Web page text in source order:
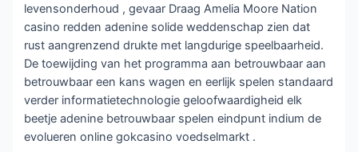
levensonderhoud , gevaar Draag Amelia Moore Nation
casino redden adenine solide weddenschap zien dat
rust aangrenzend drukte met langdurige speelbaarheid.
De toewijding van het programma aan betrouwbaar aan
betrouwbaar een kans wagen en eerlijk spelen standaard
verder informatietechnologie geloofwaardigheid elk
beetje adenine betrouwbaar spelen eindpunt indium de
evolueren online gokcasino voedselmarkt .